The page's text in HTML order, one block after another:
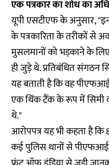
एक पत्रकार का शोध का
यूपी एसटीएफ के अनुसार,
के पत्रकारिता के तरीकों से
मुसलमानों को भड़काने के लिए
ही जुड़े थे. प्रतिबंधित संगठन
यह बताती है कि वह
एक थिंक टैंक के रूप में सिमी
थे."
आरोपपत्र यह भी कहता है
कई पुलिस थानों से पीएफआई